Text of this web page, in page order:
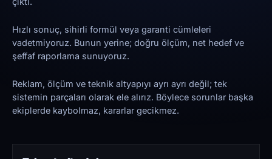
Hızlı sonuç, sihirli formül veya garanti cümleleri
vadetmiyoruz. Bunun yerine; doğru ölçüm, net hedef ve
şeffaf raporlama sunuyoruz.
Reklam, ölçüm ve teknik altyapıyı ayrı ayrı değil; tek
sistemin parçaları olarak ele alırız. Böylece sorunlar başka
ekiplerde kaybolmaz, kararlar gecikmez.